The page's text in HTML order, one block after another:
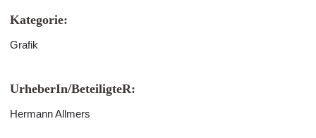
Kategorie:
Grafik
UrheberIn/BeteiligteR:
Hermann Allmers